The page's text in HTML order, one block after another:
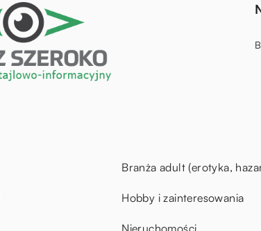
Branża adult (erotyka,
Hobby i zainteresowania